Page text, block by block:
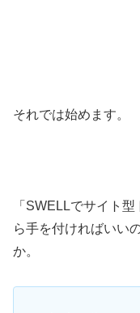
それでは始めます。
「SWELLでサイト
ら手を付ければいい
か。